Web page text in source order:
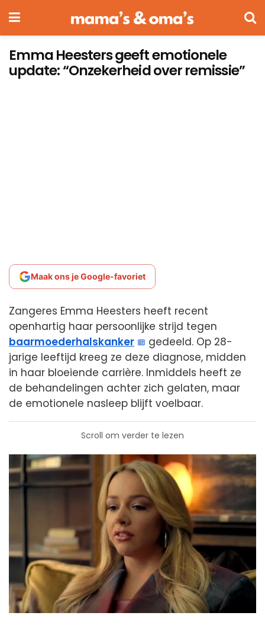
Emma Heesters geeft emotionele
update: “Onzekerheid over remissie”
Maak ons je Google-favoriet
Zangeres Emma Heesters heeft recent
openhartig haar persoonlijke strijd tegen
baarmoederhalskanker
gedeeld. Op 28-
jarige leeftijd kreeg ze deze diagnose, midden
in haar bloeiende carrière. Inmiddels heeft ze
de behandelingen achter zich gelaten, maar
de emotionele nasleep blijft voelbaar.
Scroll om verder te lezen